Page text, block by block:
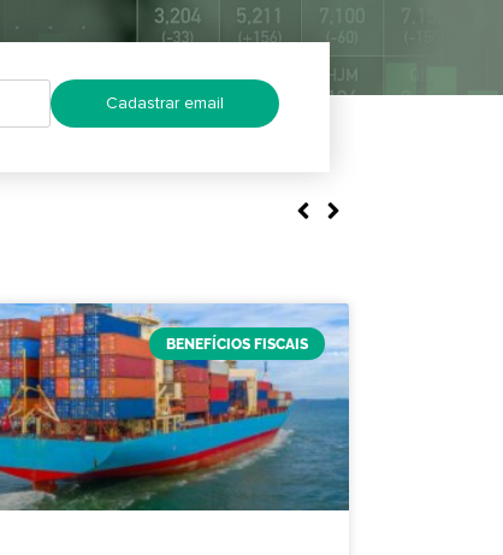
Cadastrar email
BENEFÍCIOS FISCAIS